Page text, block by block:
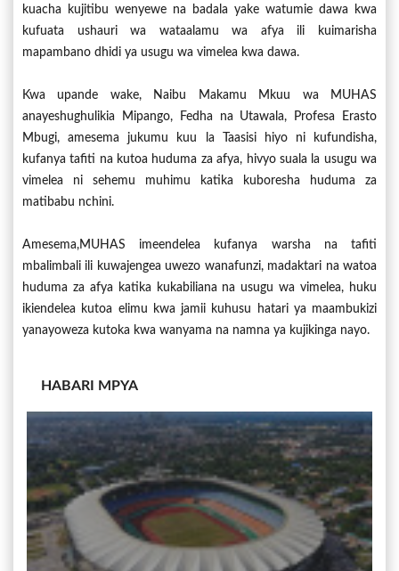
kuacha kujitibu wenyewe na badala yake watumie dawa kwa
kufuata ushauri wa wataalamu wa afya ili kuimarisha
mapambano dhidi ya usugu wa vimelea kwa dawa.
Kwa upande wake, Naibu Makamu Mkuu wa MUHAS
anayeshughulikia Mipango, Fedha na Utawala, Profesa Erasto
Mbugi, amesema jukumu kuu la Taasisi hiyo ni kufundisha,
kufanya tafiti na kutoa huduma za afya, hivyo suala la usugu wa
vimelea ni sehemu muhimu katika kuboresha huduma za
matibabu nchini.
Amesema,MUHAS imeendelea kufanya warsha na tafiti
mbalimbali ili kuwajengea uwezo wanafunzi, madaktari na watoa
huduma za afya katika kukabiliana na usugu wa vimelea, huku
ikiendelea kutoa elimu kwa jamii kuhusu hatari ya maambukizi
yanayoweza kutoka kwa wanyama na namna ya kujikinga nayo.
HABARI MPYA